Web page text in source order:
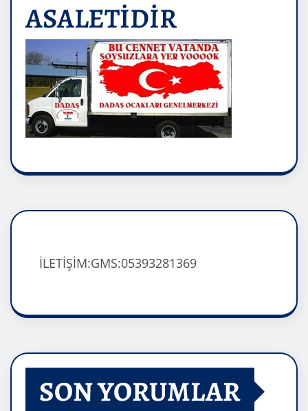
ASALETİDİR
İLETİŞİM:GMS:05393281369
SON YORUMLAR